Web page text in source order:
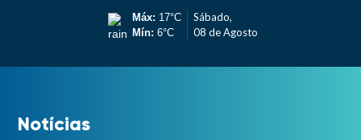
Máx: 17°C
Mín: 6°C
Sábado,
08 de Agosto
Notícias